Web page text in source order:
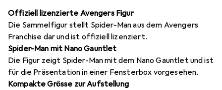
Offiziell lizenzierte Avengers Figur
Die Sammelfigur stellt Spider-Man aus dem Avengers
Franchise dar und ist offiziell lizenziert.
Spider-Man mit Nano Gauntlet
Die Figur zeigt Spider-Man mit dem Nano Gauntlet und ist
für die Präsentation in einer Fensterbox vorgesehen.
Kompakte Grösse zur Aufstellung